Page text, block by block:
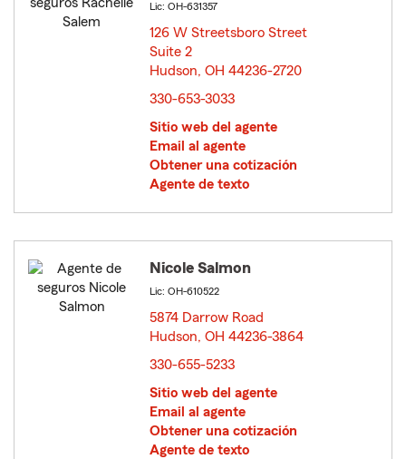
Lic: OH-631357
126 W Streetsboro Street
Suite 2
Hudson, OH 44236-2720
330-653-3033
Sitio web del agente
Email al agente
Obtener una cotización
Agente de texto
Nicole Salmon
Lic: OH-610522
5874 Darrow Road
Hudson, OH 44236-3864
330-655-5233
Sitio web del agente
Email al agente
Obtener una cotización
Agente de texto